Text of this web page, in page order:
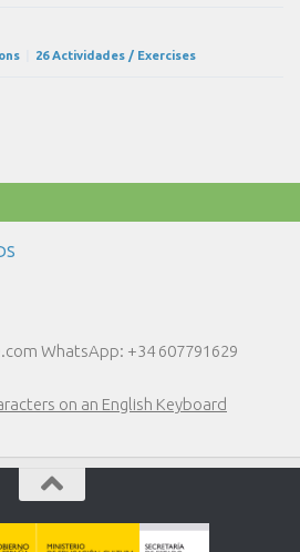
26 Actividades / Exercises
WhatsApp: +34 607791629
on an English Keyboard